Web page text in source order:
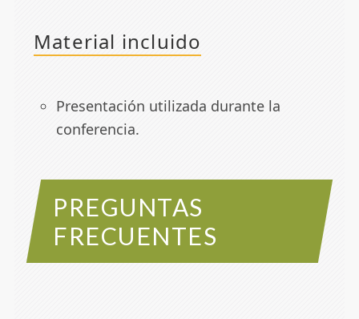
Material incluido
Presentación utilizada durante la
conferencia.
PREGUNTAS
FRECUENTES